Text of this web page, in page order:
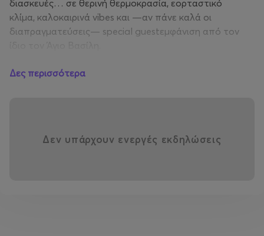
διασκευές… σε θερινή θερμοκρασία, εορταστικό
κλίμα, καλοκαιρινά vibes και —αν πάνε καλά οι
διαπραγματεύσεις— special guestεμφάνιση από τον
Μια βραδιά γεμάτη μουσική, χιούμορ και γιορτινή
Δες περισσότερα
Δεν υπάρχουν ενεργές εκδηλώσεις